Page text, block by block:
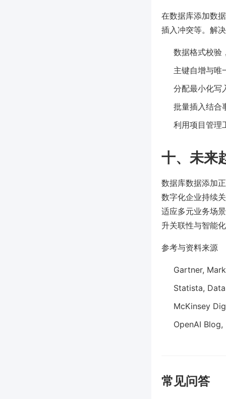
在数据库添加数
插入冲突等。解
数据格式校验
主键自增与唯
分配最小化写
批量插入结合
利用项目管理
十、未来
数据库数据添加
数字化企业持续
适应多元业务场
升关联性与智能
参考与资料来源
Gartner,
Statista,
McKinsey
OpenAI
常见问答